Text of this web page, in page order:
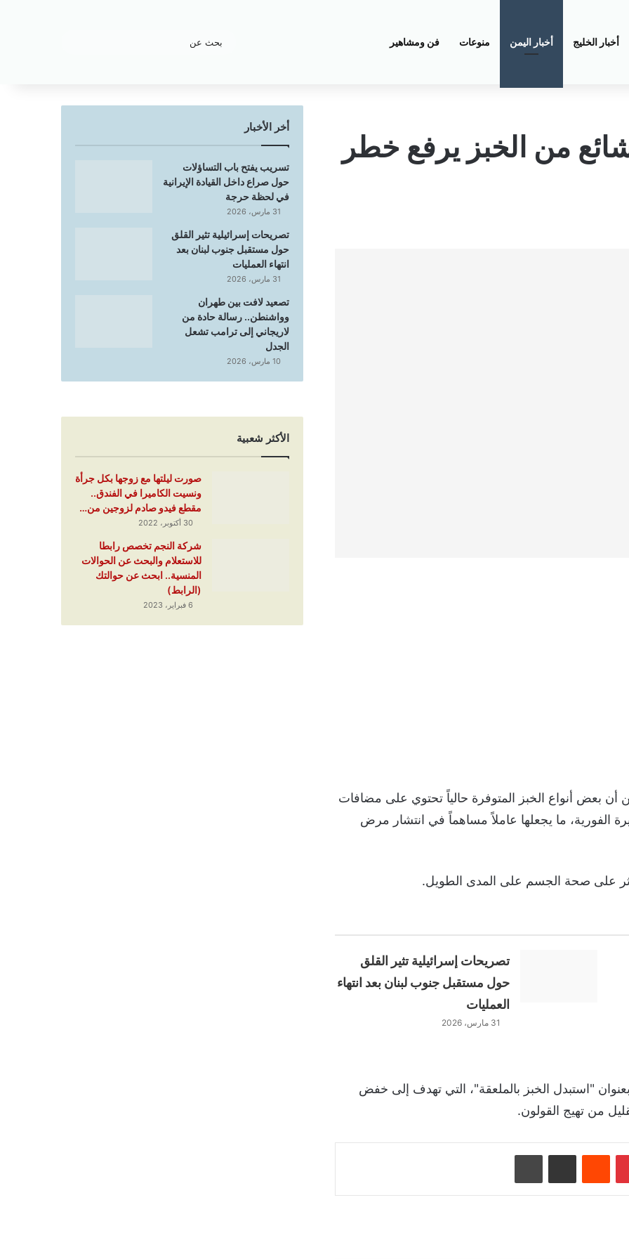
أخبار الخليج أخبار اليمن منوعات فن ومشاهير
من الخبز يرفع خطر
أنواع الخبز المتوفرة حالياً تحتوي على مضافات
الفورية، ما يجعلها عاملاً مساهماً في انتشار مرض
على صحة الجسم على المدى الطويل.
تصريحات إسرائيلية تثير القلق
حول مستقبل جنوب لبنان بعد انتهاء
العمليات
31 مارس، 2026
"استبدل الخبز بالملعقة"، التي تهدف إلى خفض
من تهيج القولون.
بينتيريست
أخر الأخبار
تسريب يفتح باب التساؤلات
حول صراع داخل القيادة الإيرانية
في لحظة حرجة
31 مارس، 2026
تصريحات إسرائيلية تثير القلق
حول مستقبل جنوب لبنان بعد
انتهاء العمليات
31 مارس، 2026
تصعيد لافت بين طهران
وواشنطن.. رسالة حادة من
لاريجاني إلى ترامب تشعل
الجدل
10 مارس، 2026
الأكثر شعبية
صورت ليلتها مع زوجها بكل جرأة
ونسيت الكاميرا في الفندق..
مقطع فيدو صادم لزوجين من…
30 أكتوبر، 2022
شركة النجم تخصص رابطا
للاستعلام والبحث عن الحوالات
المنسية.. ابحث عن حوالتك
(الرابط)
6 فبراير، 2023